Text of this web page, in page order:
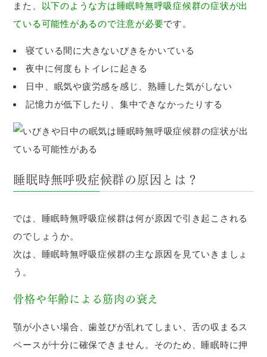
また、
以下のような方は睡眠時無呼吸症候群の症状が出
ている可能性があるので注意が必要です。
寝ている間に大きないびきをかいている
夜中に何度もトイレに起きる
日中、眠気や疲労感を感じ、熟睡した気がしない
記憶力が低下したり、集中できなかったりする
睡眠時無呼吸症候群の原因とは？
では、睡眠時無呼吸症候群は何が原因で引き起こされる
のでしょうか。
次は、睡眠時無呼吸症候群の主な原因を見ていきましょ
う。
骨格や年齢による筋肉の衰え
顎が小さい場合、歯並びが乱れてしまい、舌の収まるス
ペースが十分に確保できません。そのため、睡眠時に押